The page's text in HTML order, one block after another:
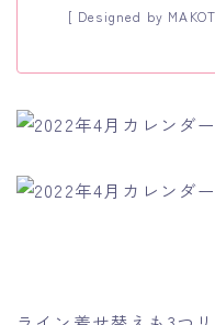
[ Designed by